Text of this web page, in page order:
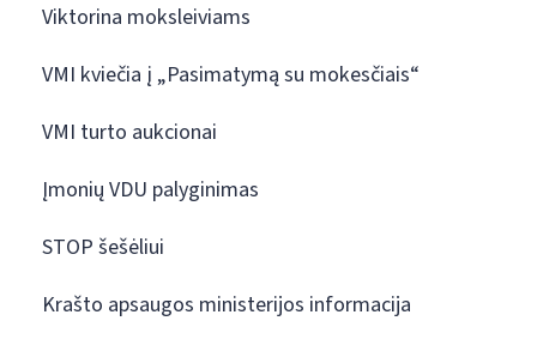
Viktorina moksleiviams
VMI kviečia į „Pasimatymą su mokesčiais“
VMI turto aukcionai
Įmonių VDU palyginimas
STOP šešėliui
Krašto apsaugos ministerijos informacija